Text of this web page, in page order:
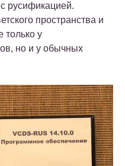
русификацией.
пространства и
только у
но и у обычных